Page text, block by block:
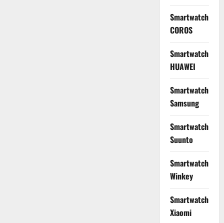
Smartwatch
COROS
Smartwatch
HUAWEI
Smartwatch
Samsung
Smartwatch
Suunto
Smartwatch
Winkey
Smartwatch
Xiaomi